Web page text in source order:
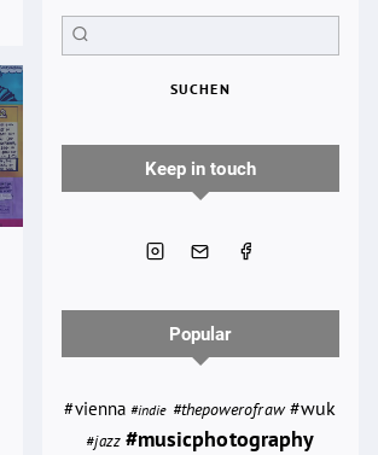
SUCHEN
Keep in touch
Popular
#vienna #indie #thepowerofraw #wuk
#jazz #musicphotography